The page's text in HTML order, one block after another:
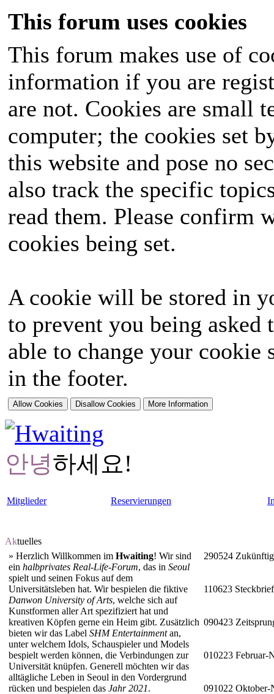
This forum uses cookies
This forum makes use of
information if you are
are not. Cookies are small
computer; the cookies set
this website and pose no
also track the specific
read them. Please confirm
cookies being set.
A cookie will be stored in
to prevent you being
able to change your
in the footer.
안녕하세요!
Mitglieder Reservierungen
Aktuelles
» Herzlich Willkommen im Hwaiting! Wir sind
ein halbprivates Real-Life-Forum, das in Seoul
spielt und seinen Fokus auf dem
Universitätsleben hat. Wir bespielen die fiktive
Danwon University of Arts, welche sich auf
Kunstformen aller Art spezifiziert hat und
kreativen Köpfen gerne ein Heim gibt. Zusätzlich
bieten wir das Label SHM Entertainmentan,
unter welchem Idols, Schauspieler und Models
bespielt werden können, die Verbindungen zur
Universität knüpfen. Generell möchten wir das
alltägliche Leben in Seoul in den Vordergrund
rücken und bespielen das Jahr 2021.
290524
110623
090423
010223 Februar-
091022